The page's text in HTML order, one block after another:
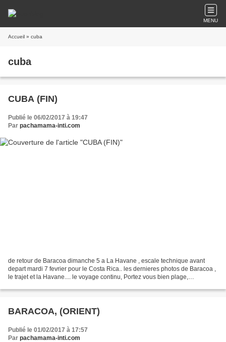
MENU
Accueil » cuba
cuba
CUBA (FIN)
Publié le 06/02/2017 à 19:47
Par pachamama-inti.com
de retour de Baracoa dimanche 5 a La Havane , escale technique avant
depart mardi 7 fevrier pour le Costa Rica.. les dernieres photos de Baracoa ,
le trajet et la Havane.... le voyage continu, Portez vous bien plage,
BARACOA, (ORIENT)
Publié le 01/02/2017 à 17:57
Par pachamama-inti.com